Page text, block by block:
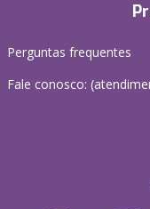
Perguntas frequentes
Fale conosco: (